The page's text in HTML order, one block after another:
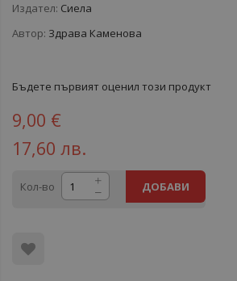
Издател: Сиела
Автор: Здрава Каменова
Бъдете първият оценил този продукт
9,00 €
17,60 лв.
Кол-во ДОБАВИ